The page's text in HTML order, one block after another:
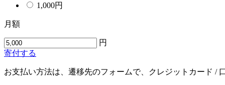
1,000円
月額
円
寄付する
お支払い方法は、遷移先のフォームで、クレジットカード /